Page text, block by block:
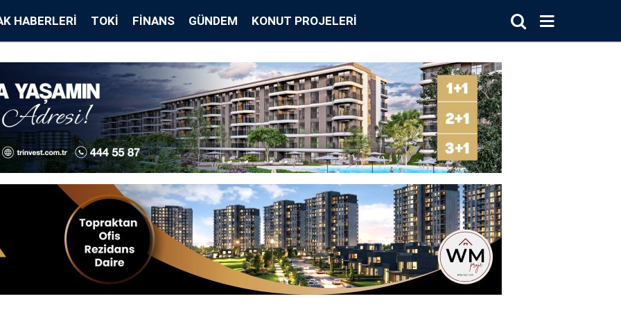
HABERLERI TOKİ FINANS GÜNDEM KONUT PROJELERI